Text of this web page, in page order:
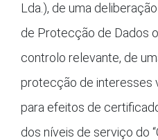
Lda.), de uma
de Protecção de Dados
controlo relevante, de
protecção de interesses
para efeitos de
dos níveis de serviço do